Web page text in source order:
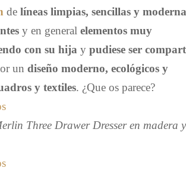
delíneas limpias, sencillas y
y en general elementos muy
con su hija ypudiese ser
undiseño moderno, ecológicos y
y textiles. ¿Que os parece?
Three Drawer Dresser en madera y